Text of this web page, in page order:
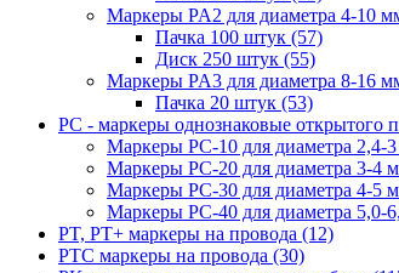
Маркеры PA2 для диаметра 4-10
Пачка 100 штук (57)
Диск 250 штук (55)
Маркеры PA3 для диаметра 8-16
Пачка 20 штук (53)
PC - маркеры однознаковые открытого
Маркеры PC-10 для диаметра 2,4-
Маркеры PC-20 для диаметра 3-4
Маркеры PC-30 для диаметра 4-5
Маркеры PC-40 для диаметра 5,0-
PT, PT+ маркеры на провода (12)
PTC маркеры на провода (30)